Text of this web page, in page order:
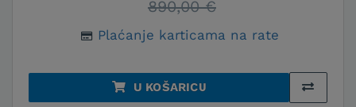
890,00 €
Plaćanje karticama na rate
U KOŠARICU